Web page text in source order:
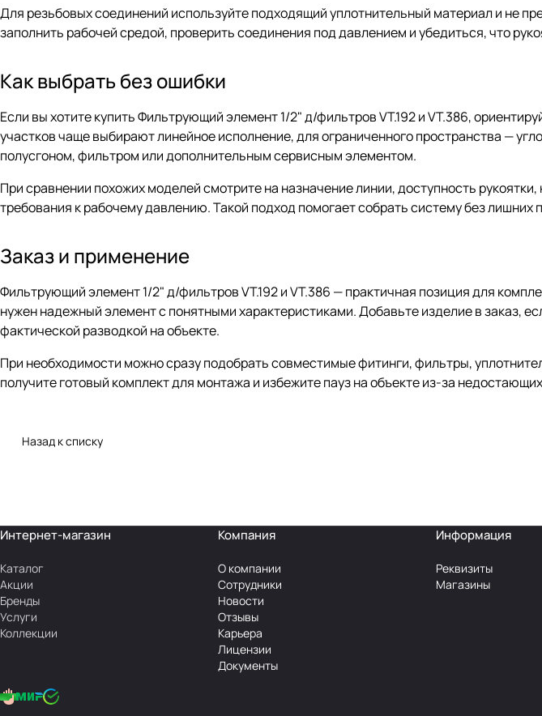
Для резьбовых соединений используйте подходящий уплотнительный материал и не
заполнить рабочей средой, проверить соединения под давлением и убедиться, что
Как выбрать без ошибки
Если вы хотите купить Фильтрующий элемент 1/2" д/фильтров VT.192 и VT.386,
участков чаще выбирают линейное исполнение, для ограниченного пространства —
полусгоном, фильтром или дополнительным сервисным элементом.
При сравнении похожих моделей смотрите на назначение линии, доступность
требования к рабочему давлению. Такой подход помогает собрать систему без
Заказ и применение
Фильтрующий элемент 1/2" д/фильтров VT.192 и VT.386 — практичная позиция для
нужен надежный элемент с понятными характеристиками. Добавьте изделие в заказ,
фактической разводкой на объекте.
При необходимости можно сразу подобрать совместимые фитинги, фильтры,
получите готовый комплект для монтажа и избежите пауз на объекте из-за
Назад к списку
Интернет-магазин
Каталог
Акции
Бренды
Услуги
Коллекции
Компания
О компании
Сотрудники
Новости
Отзывы
Карьера
Лицензии
Документы
Информация
Реквизиты
Магазины